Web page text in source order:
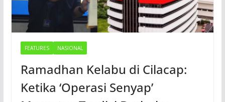
FEATURES NASIONAL
Ramadhan Kelabu di Cilacap:
Ketika ‘Operasi Senyap’